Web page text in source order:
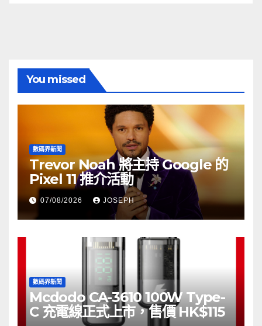
You missed
數碼界新聞
Trevor Noah 將主持 Google 的
Pixel 11 推介活動
07/08/2026 JOSEPH
數碼界新聞
Mcdodo CA-3610 100W Type-
C 充電線正式上市，售價 HK$115